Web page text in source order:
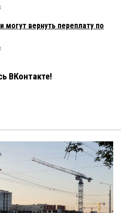
вернуть переплату по
ВКонтакте!